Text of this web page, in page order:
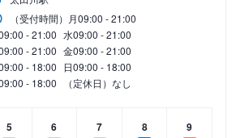
（受付時間） 月09:00 - 21:00
- 21:00 水09:00 - 21:00
- 21:00 金09:00 - 21:00
- 18:00 日09:00 - 18:00
- 18:00 （定休日）なし
5
6
7
8
9